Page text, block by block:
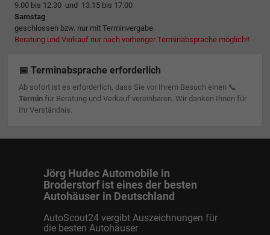
9.00 bis 12.30 und 13.15 bis 17.00
Samstag
geschlossen bzw. nur mit Terminvergabe
Beratung und Verkauf nur nach vorheriger Terminabsprache möglich!!
📅 Terminabsprache erforderlich
Ab sofort ist es erforderlich, dass Sie vor Ihrem Besuch einen 📞
Terminfür Beratung und Verkauf vereinbaren. Wir danken Ihnen für
Ihr Verständnis.
Jörg Hudec Automobile in
Broderstorf ist eines der besten
Autohäuser in Deutschland
AutoScout24 vergibt Auszeichnungen für
die besten Autohäuser